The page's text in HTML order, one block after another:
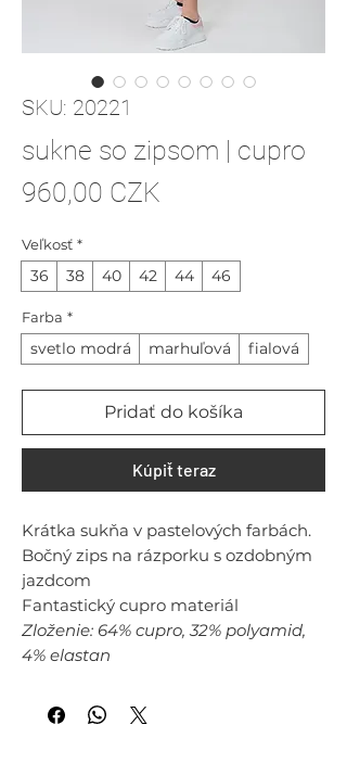
SKU: 20221
sukne so zipsom | cupro
960,00 CZK
Veľkosť *
36 38 40 42 44 46
Farba *
svetlo modrá marhuľová fialová
Pridať do košíka
Kúpiť teraz
Krátka sukňa v pastelových farbách.
Bočný zips na rázporku s ozdobným
jazdcom
Fantastický cupro materiál
Zloženie: 64% cupro, 32% polyamid,
4% elastan